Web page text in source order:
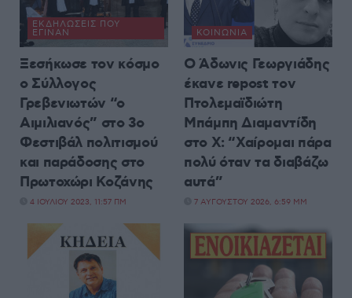
ΕΚΔΗΛΏΣΕΙΣ ΠΟΥ
ΈΓΙΝΑΝ
Ξεσήκωσε τον κόσμο
ο Σύλλογος
Γρεβενιωτών “ο
Αιμιλιανός” στο 3ο
Φεστιβάλ πολιτισμού
και παράδοσης στο
Πρωτοχώρι Κοζάνης
4 ΙΟΥΛΊΟΥ 2023, 11:57 ΠΜ
ΚΟΙΝΩΝΊΑ
Ο Άδωνις Γεωργιάδης
έκανε repost τον
Πτολεμαϊδιώτη
Μπάμπη Διαμαντίδη
στο X: “Χαίρομαι πάρα
πολύ όταν τα διαβάζω
αυτά”
7 ΑΥΓΟΎΣΤΟΥ 2026, 6:59 ΜΜ